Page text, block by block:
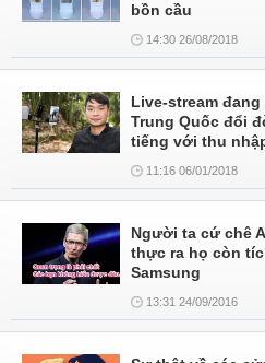
bồn cầu
14:30 26/08/2018
Live-stream
Trung Quốc đổi
tiếng với thu
11:16 06/01/2018
Người ta cứ chê
thực ra họ còn
Samsung
13:31 24/09/2016